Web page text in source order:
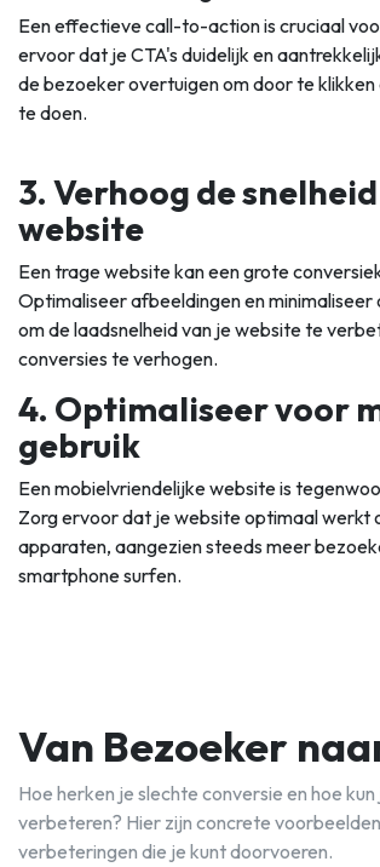
Een effectieve call-to-action is cruciaal
ervoor dat je CTA's duidelijk en
de bezoeker overtuigen om door te
te doen.
3. Verhoog de
website
Een trage website kan een grote
Optimaliseer afbeeldingen en minimaliseer
om de laadsnelheid van je website te
conversies te verhogen.
4. Optimaliseer voor
gebruik
Een mobielvriendelijke website is
Zorg ervoor dat je website optimaal werkt
apparaten, aangezien steeds meer
smartphone surfen.
Van Bezoeker
Hoe herken je slechte conversie en hoe
verbeteren? Hier zijn concrete
verbeteringen die je kunt doorvoeren.